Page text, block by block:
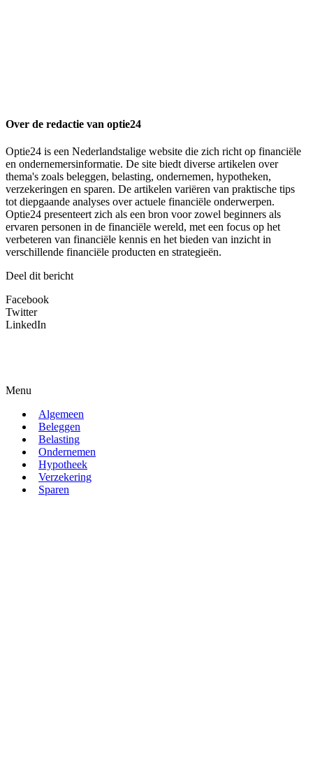
Over de redactie van optie24
Optie24 is een Nederlandstalige website die zich richt op financiële
en ondernemersinformatie. De site biedt diverse artikelen over
thema's zoals beleggen, belasting, ondernemen, hypotheken,
verzekeringen en sparen. De artikelen variëren van praktische tips
tot diepgaande analyses over actuele financiële onderwerpen.
Optie24 presenteert zich als een bron voor zowel beginners als
ervaren personen in de financiële wereld, met een focus op het
verbeteren van financiële kennis en het bieden van inzicht in
verschillende financiële producten en strategieën.
Deel dit bericht
Facebook
Twitter
LinkedIn
Menu
Algemeen
Beleggen
Belasting
Ondernemen
Hypotheek
Verzekering
Sparen